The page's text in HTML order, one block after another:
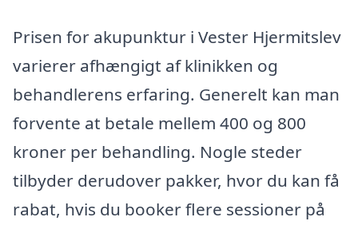
Prisen for akupunktur i Vester Hjermitslev
varierer afhængigt af klinikken og
behandlerens erfaring. Generelt kan man
forvente at betale mellem 400 og 800
kroner per behandling. Nogle steder
tilbyder derudover pakker, hvor du kan få
rabat, hvis du booker flere sessioner på